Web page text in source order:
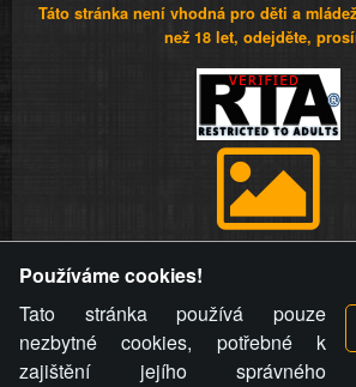
Táto stránka není vhodná pro děti a
než 18 let, odejděte,
videa a komentáře. Osoba, které se toto
stránky týče, ani osoba, která umístila
stránku, nemůže z důvodu odstranění
komentáře pro výše uvedenou
provozovateli stránky žádný nárok na
Používáme cookies!
Tato stránka používá pouze
nezbytné cookies, potřebné k
zajištění jejího správného